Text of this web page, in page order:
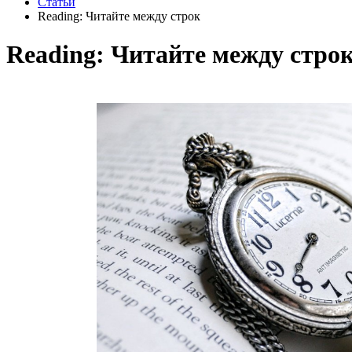
Reading: Читайте между строк
Reading: Читайте между